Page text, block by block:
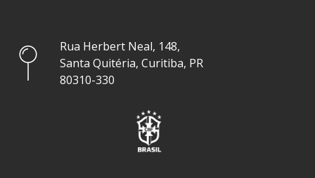
Rua Herbert Neal, 148,
Santa Quitéria, Curitiba, PR
80310-330